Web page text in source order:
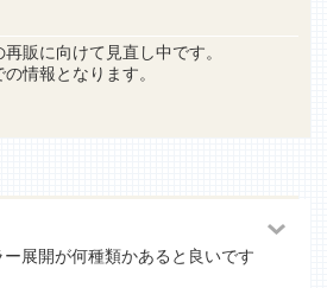
販に向けて見直し中です。
情報となります。
展開が何種類かあると良いです